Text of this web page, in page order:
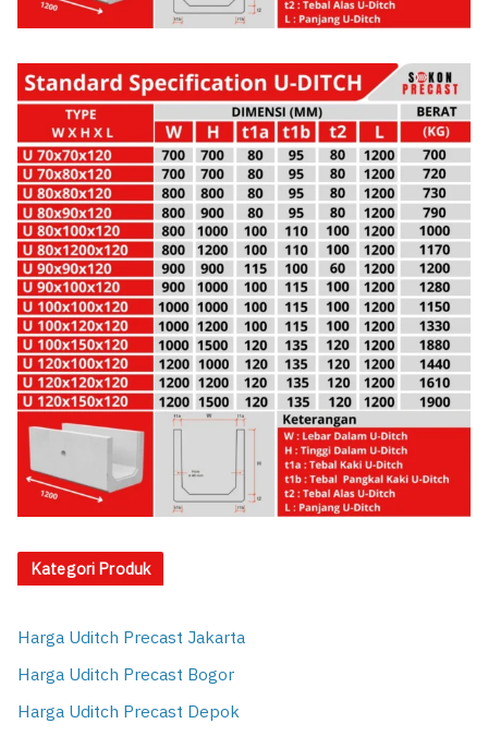
Kategori Produk
Harga Uditch Precast Jakarta
Harga Uditch Precast Bogor
Harga Uditch Precast Depok